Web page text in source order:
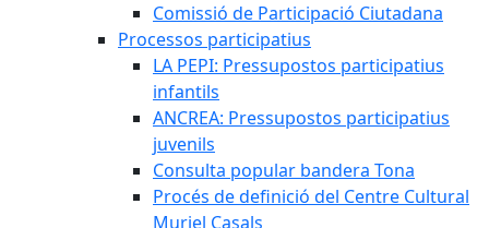
Comissió de Participació Ciutadana
Processos participatius
LA PEPI: Pressupostos participatius
infantils
ANCREA: Pressupostos participatius
juvenils
Consulta popular bandera Tona
Procés de definició del Centre Cultural
Muriel Casals